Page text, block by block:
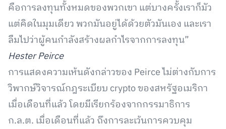
คือการลงทุนทั้งหมดของพวกเขา แต่บางครั้งเราก็มัว
แต่คิดในมุมเดียว พวกมันอยู่ได้ด้วยตัวมันเอง และเรา
ลืมไปว่าผู้คนกำลังสร้างผลกำไรจากการลงทุน”
Hester Peirce
การแสดงความเห้นดังกล่าวของ Peirce ไม่ต่างกับการ
วิพากษ์วิจารณ์กฎระเบียบ crypto ของสหรัฐอเมริกา
เมื่อเดือนที่แล้ว โดยมีเรียกร้องจากกรรมาธิการ
ก.ล.ต. เมื่อเดือนที่แล้ว ถึงการละเว้นการควบคุม